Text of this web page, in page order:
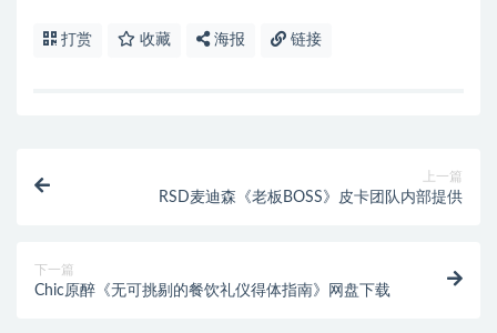
打赏 收藏 海报 链接
上一篇
RSD麦迪森《老板BOSS》皮卡团队内部提供
下一篇
Chic原醉《无可挑剔的餐饮礼仪得体指南》网盘下载